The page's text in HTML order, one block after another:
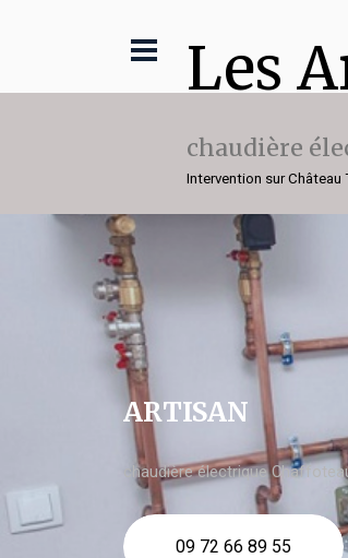
Les
chaudière
Intervention sur Château
ARTISAN
chaudière électrique
09 72 66 89 55